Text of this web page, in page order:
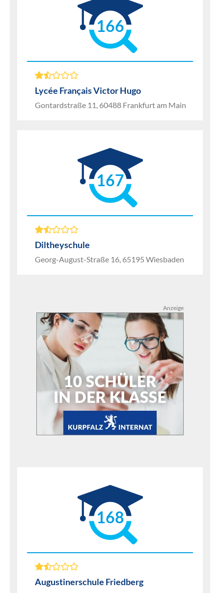
166
Lycée Français Victor Hugo
Gontardstraße 11, 60488 Frankfurt am Main
167
Diltheyschule
Georg-August-Straße 16, 65195 Wiesbaden
Anzeige
168
Augustinerschule Friedberg